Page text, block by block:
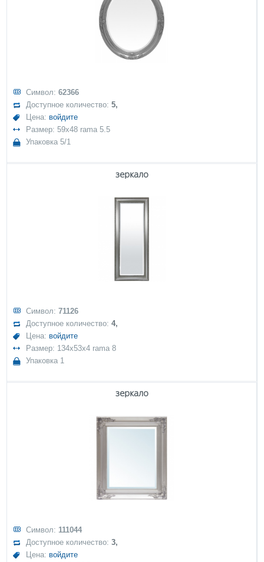
Символ:62366
Доступное количество:5,
Цена: войдите
Размер: 59x48 rama 5.5
Упаковка 5/1
зеркало
Символ:71126
Доступное количество:4,
Цена: войдите
Размер: 134x53x4 rama 8
Упаковка 1
зеркало
Символ: 111044
Доступное количество:3,
Цена: войдите